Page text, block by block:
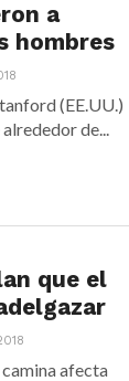
a
hombres
(EE.UU.)
de...
que el
camina afecta